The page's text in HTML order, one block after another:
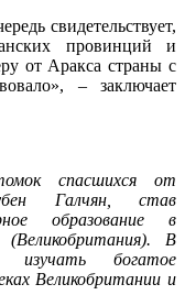
свидетельствует,
провинций и
от Аракса страны с
– заключает
спасшихся от
Галчян, став
образование в
В
богатое
Великобритании и